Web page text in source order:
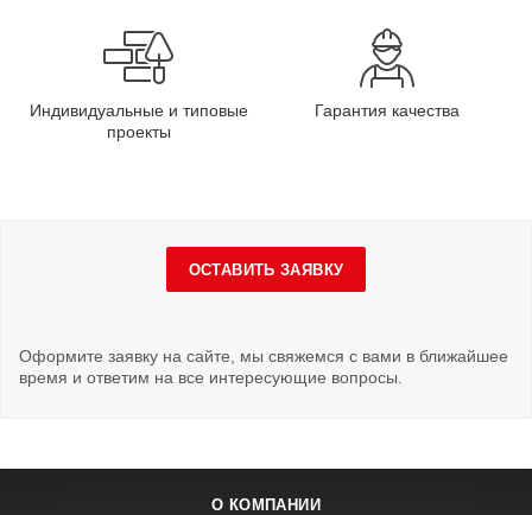
Индивидуальные и типовые
проекты
Гарантия качества
ОСТАВИТЬ ЗАЯВКУ
Оформите заявку на сайте, мы свяжемся с вами в ближайшее
время и ответим на все интересующие вопросы.
О КОМПАНИИ